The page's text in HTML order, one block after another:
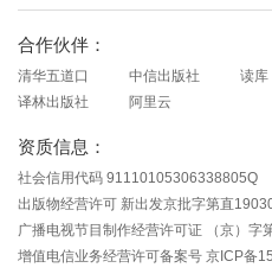
合作伙伴：
清华五道口 中信出版社 读库
译林出版社
阿里云
资质信息：
社会信用代码 91110105306338805Q
出版物经营许可 新出发京批字第直
广播电视节目制作经营许可证 （京）字
增值电信业务经营许可备案号 京ICP备